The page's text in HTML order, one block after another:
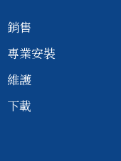
銷售
專業安裝
維護
下載